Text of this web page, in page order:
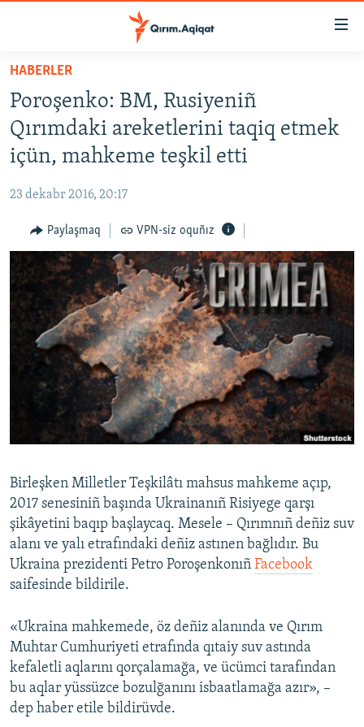
Esas
qaytmaq
Baş
navigatsiyağa
qaytmaq
Qıdıruvğa
SİYASET
İQTİSADİYAT
MEDENİYET
İNSAN AQLARI
VİDEO
SÜRET
BLOGLAR
FİKİR
Русский
Українською
RFE/RS bütün saytları
HABERLER
Poroşenko: BM, Rusiyeniñ
Qırımdaki areketlerini taqiq etmek
içün, mahkeme teşkil etti
23 dekabr 2016, 20:17
Paylaşmaq VPN-siz oquñız
Birleşken Milletler Teşkilâtı mahsus mahkeme açıp,
2017 senesiniñ başında Ukrainanıñ Risiyege qarşı
şikâyetini baqıp başlaycaq. Mesele – Qırımnıñ deñiz suv
alanı ve yalı etrafındaki deñiz astınen bağlıdır. Bu
Ukraina prezidenti Petro Poroşenkonıñ Facebook
saifesinde bildirile.
«Ukraina mahkemede, öz deñiz alanında ve Qırım
Muhtar Cumhuriyeti etrafında qıtaiy suv astında
kefaletli aqlarını qorçalamağa, ve ücümci tarafından
bu aqlar yüssüzce bozulğanını isbaatlamağa azır», –
dep haber etile bildirüvde.